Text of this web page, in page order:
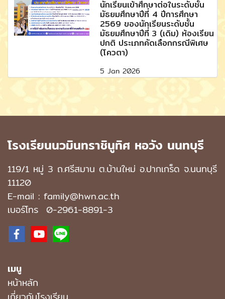
นักเรียนเข้าศึกษาต่อในระดับชั้น
มัธยมศึกษาปีที่ 4 ปีการศึกษา
2569 ของนักเรียนระดับชั้น
มัธยมศึกษาปีที่ 3 (เดิม) ห้องเรียน
ปกติ ประเภทคัดเลือกกรณีพิเศษ
(โควตา)
5 Jan 2026
โรงเรียนนวมินทราชินูทิศ หอวัง นนทบุรี
119/1 หมู่ 3 ถ.ศรีสมาน ต.บ้านใหม่ อ.ปากเกร็ด จ.นนทบุรี
11120
E-mail : family@hwn.ac.th
เบอร์โทร 0-2961-8891-3
เมนู
หน้าหลัก